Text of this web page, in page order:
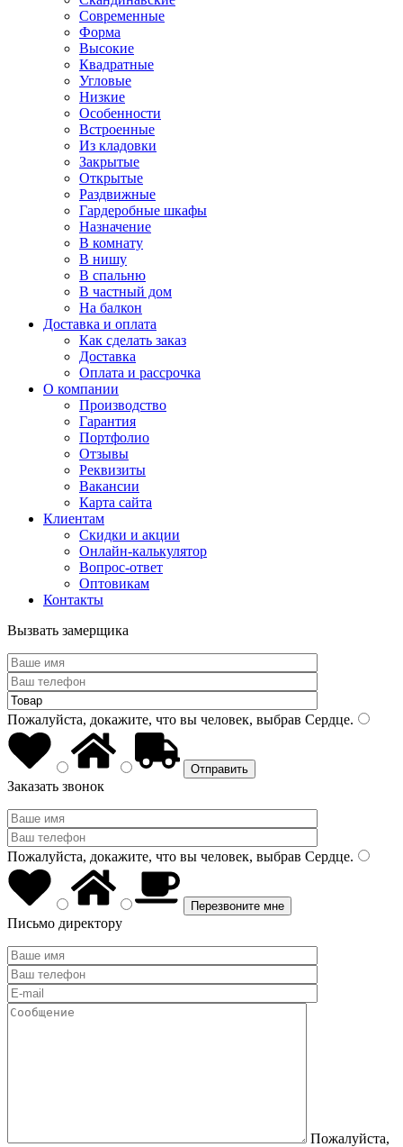
Современные
Форма
Высокие
Квадратные
Угловые
Низкие
Особенности
Встроенные
Из кладовки
Закрытые
Открытые
Раздвижные
Гардеробные шкафы
Назначение
В комнату
В нишу
В спальню
В частный дом
На балкон
Доставка и оплата
Как сделать заказ
Доставка
Оплата и рассрочка
О компании
Производство
Гарантия
Портфолио
Отзывы
Реквизиты
Вакансии
Карта сайта
Клиентам
Скидки и акции
Онлайн-калькулятор
Вопрос-ответ
Оптовикам
Контакты
Вызвать замерщика
Пожалуйста, докажите, что вы человек, выбрав Сердце.
Заказать звонок
Пожалуйста, докажите, что вы человек, выбрав Сердце.
Письмо директору
Пожалуйста,